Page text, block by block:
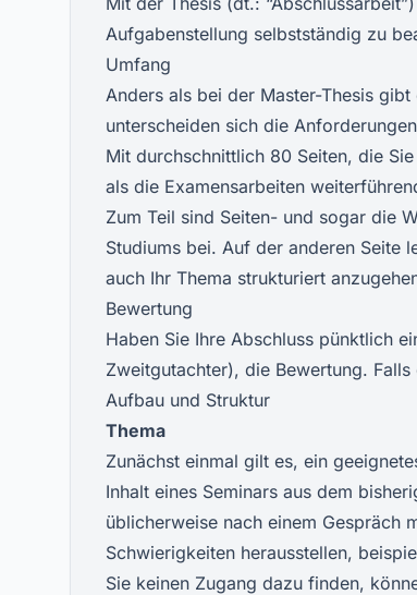
Aufgabenstellung selbstständig zu
Umfang
Anders als bei der Master-Thesis
unterscheiden sich die
Mit durchschnittlich 80 Seiten, die
als die Examensarbeiten
Zum Teil sind Seiten- und sogar die
Studiums bei. Auf der anderen Seite
auch Ihr Thema strukturiert
Bewertung
Haben Sie Ihre Abschluss pünktlich
Zweitgutachter), die Bewertung.
Aufbau und Struktur
Thema
Zunächst einmal gilt es, ein
Inhalt eines Seminars aus dem
üblicherweise nach einem Gespräch
Schwierigkeiten herausstellen,
Sie keinen Zugang dazu finden,